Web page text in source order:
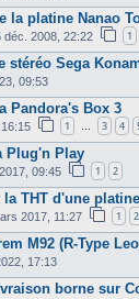
la platine Nanao
déc. 2008, 22:22 1
stéréo Sega
09:53
Pandora's Box 3
1 … 3 4
Plug'n Play
09:45 1 2
la THT d'une
2017, 11:27 1 2
M92 (R-Type
17:13
borne sur